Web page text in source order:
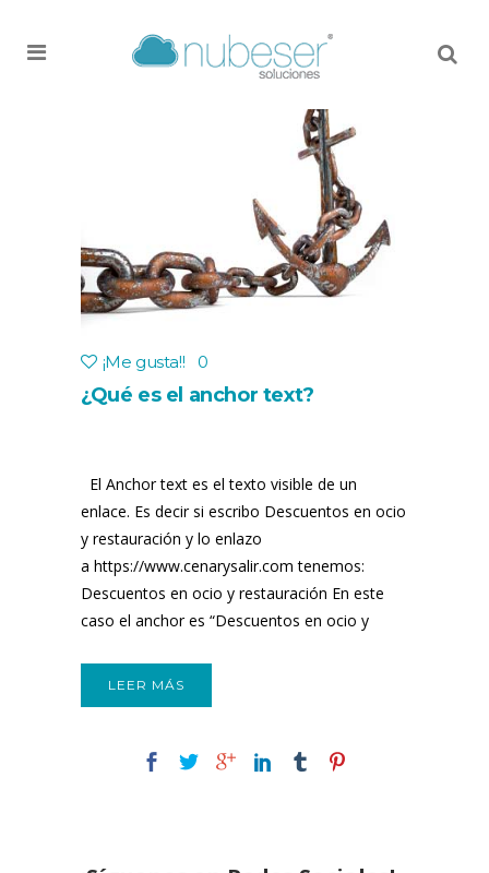
¡Me gusta!! 0
¿Qué es el anchor text?
El Anchor text es el texto visible de un
enlace. Es decir si escribo Descuentos en ocio
y restauración y lo enlazo
a https://www.cenarysalir.com tenemos:
Descuentos en ocio y restauración En este
caso el anchor es “Descuentos en ocio y
LEER MÁS